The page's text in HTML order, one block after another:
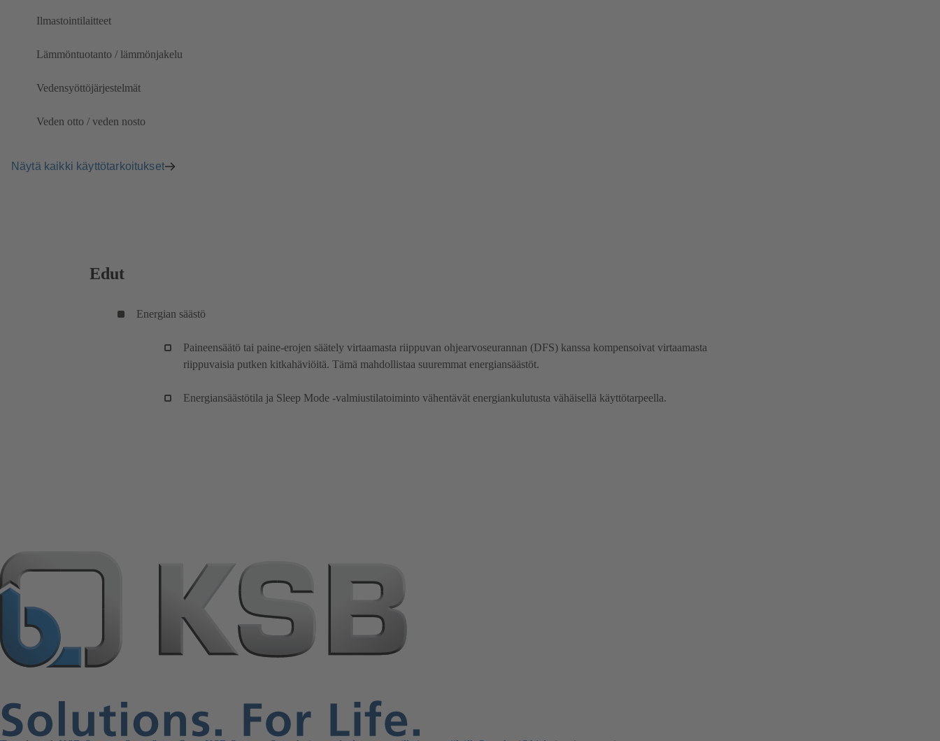
Ilmastointilaitteet
Lämmöntuotanto / lämmönjakelu
Vedensyöttöjärjestelmät
Veden otto / veden nosto
Näytä kaikki käyttötarkoitukset
Edut
Energian säästö
Paineensäätö tai paine-erojen säätely virtaamasta riippuvan ohjearvoseurannan (DFS) kanssa kompensoivat virtaamasta
riippuvaisia putken kitkahäviöitä. Tämä mahdollistaa suuremmat energiansäästöt.
Energiansäästötila ja Sleep Mode -valmiustilatoiminto vähentävät energiankulutusta vähäisellä käyttötarpeella.